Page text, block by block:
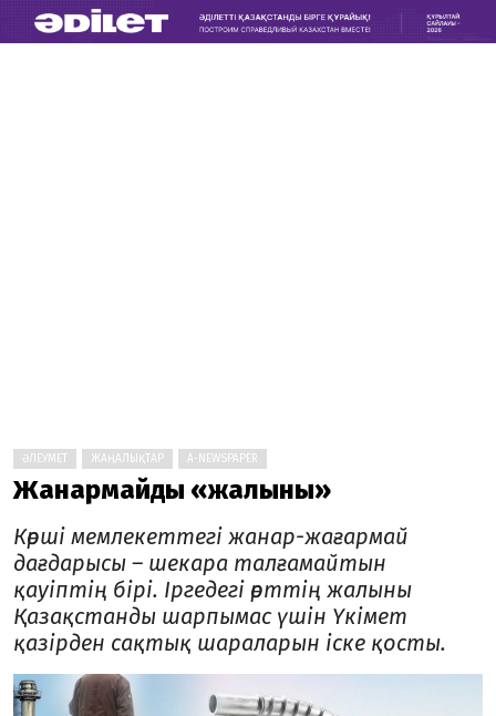
ӘЛЕУМЕТ ЖАҢАЛЫҚТАР A-NEWSPAPER
Жанармайдың «жалыны»
Көрші мемлекеттегі жанар-жағармай
дағдарысы – шекара талғамайтын
қауіптің бірі. Іргедегі өрттің жалыны
Қазақстанды шарпымас үшін Үкімет
қазірден сақтық шараларын іске қосты.